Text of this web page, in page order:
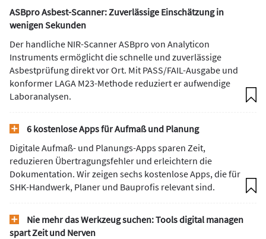
ASBpro Asbest-Scanner: Zuverlässige Einschätzung in
wenigen Sekunden
Der handliche NIR-Scanner ASBpro von Analyticon
Instruments ermöglicht die schnelle und zuverlässige
Asbestprüfung direkt vor Ort. Mit PASS/FAIL-Ausgabe und
konformer LAGA M23-Methode reduziert er aufwendige
Laboranalysen.
6 kostenlose Apps für Aufmaß und Planung
Digitale Aufmaß- und Planungs-Apps sparen Zeit,
reduzieren Übertragungsfehler und erleichtern die
Dokumentation. Wir zeigen sechs kostenlose Apps, die für
SHK-Handwerk, Planer und Bauprofis relevant sind.
Nie mehr das Werkzeug suchen: Tools digital managen
spart Zeit und Nerven